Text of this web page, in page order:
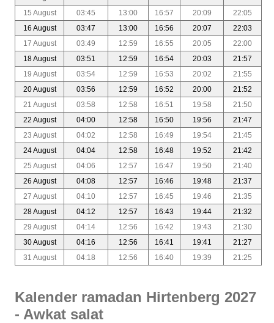
15 August
03:45 13:00 16:57 20:09
22:05
16 August
03:47 13:00 16:56 20:07
22:03
17 August
03:49 12:59 16:55 20:05
22:00
18 August
03:51 12:59 16:54 20:03
21:57
19 August
03:54 12:59 16:53 20:02
21:55
20 August
03:56 12:59 16:52 20:00
21:52
21 August
03:58 12:58 16:51 19:58
21:50
22 August
04:00 12:58 16:50 19:56
21:47
23 August
04:02 12:58 16:49 19:54
21:45
24 August
04:04 12:58 16:48 19:52
21:42
25 August
04:06 12:57 16:47 19:50
21:40
26 August
04:08 12:57 16:46 19:48
21:37
27 August
04:10 12:57 16:45 19:46
21:35
28 August
04:12 12:57 16:43 19:44
21:32
29 August
04:14 12:56 16:42 19:43
21:30
30 August
04:16 12:56 16:41 19:41
21:27
31 August
04:18 12:56 16:40 19:39 21:25
Kalender ramadan Hirtenberg 2027
- Awkat salat